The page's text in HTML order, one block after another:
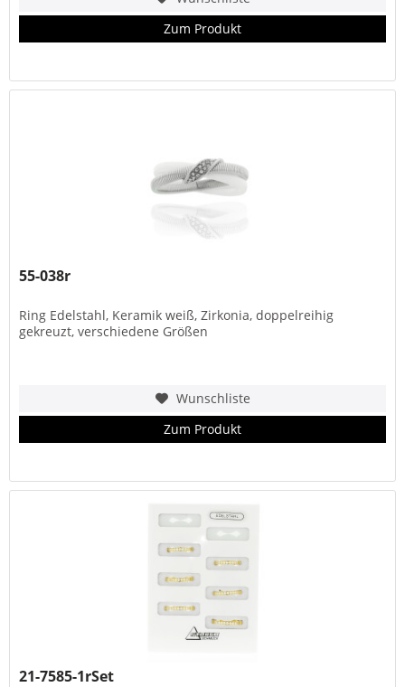
Zum Produkt
55-038r
Ring Edelstahl, Keramik weiß, Zirkonia, doppelreihig
gekreuzt, verschiedene Größen
Wunschliste
Zum Produkt
21-7585-1rSet